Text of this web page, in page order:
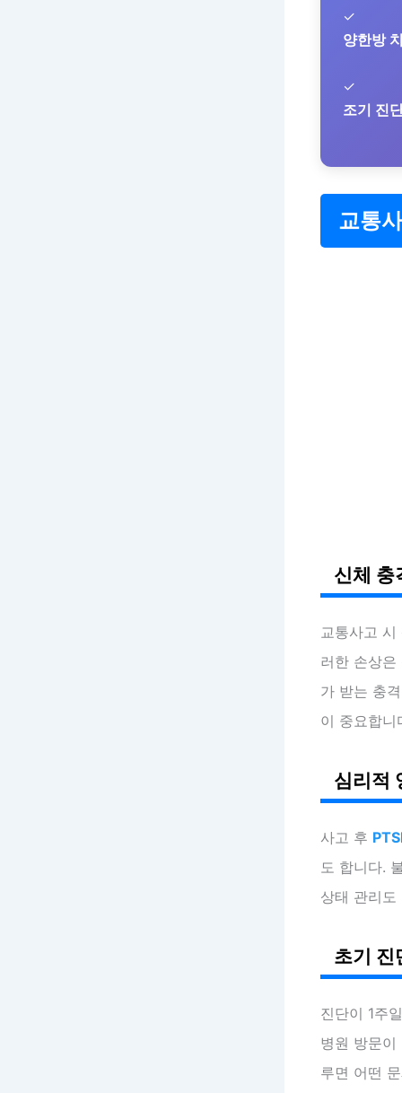
✓
양한방
✓
조기 진
교통
신체 충
교통사고
러한 손상
가 받는 충
이 중요합니
심리적
사고 후
도 합니다.
상태 관리
초기 진
진단이 1주
병원 방문
루면 어떤